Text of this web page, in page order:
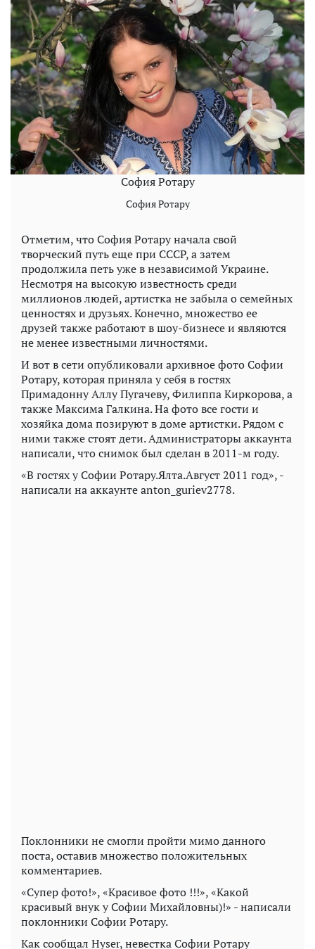
София Ротару
София Ротару
Отметим, что София Ротару начала свой
творческий путь еще при СССР, а затем
продолжила петь уже в независимой Украине.
Несмотря на высокую известность среди
миллионов людей, артистка не забыла о семейных
ценностях и друзьях. Конечно, множество ее
друзей также работают в шоу-бизнесе и являются
не менее известными личностями.
И вот в сети опубликовали архивное фото Софии
Ротару, которая приняла у себя в гостях
Примадонну Аллу Пугачеву, Филиппа Киркорова, а
также Максима Галкина. На фото все гости и
хозяйка дома позируют в доме артистки. Рядом с
ними также стоят дети. Администраторы аккаунта
написали, что снимок был сделан в 2011-м году.
«В гостях у Софии Ротару.Ялта.Август 2011 год», -
написали на аккаунте anton_guriev2778.
Поклонники не смогли пройти мимо данного
поста, оставив множество положительных
комментариев.
«Супер фото!», «Красивое фото !!!», «Какой
красивый внук у Софии Михайловны)!» - написали
поклонники Софии Ротару.
Как сообщал Hyser, невестка Софии Ротару